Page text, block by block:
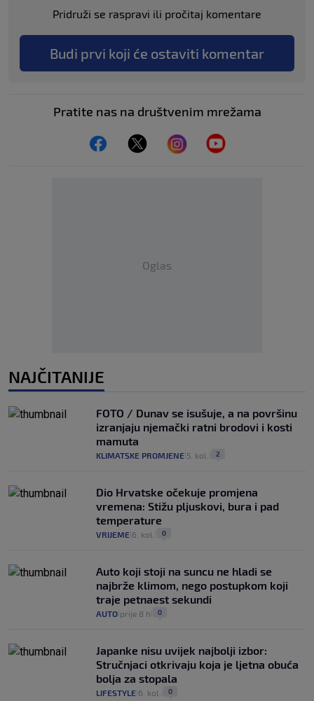
Pridruži se raspravi ili pročitaj komentare
Budi prvi koji će ostaviti komentar
Pratite nas na društvenim mrežama
Oglas
NAJČITANIJE
FOTO / Dunav se isušuje, a na površinu
izranjaju njemački ratni brodovi i kosti
mamuta
KLIMATSKE PROMJENE 5. kol. 2
Dio Hrvatske očekuje promjena
vremena: Stižu pljuskovi, bura i pad
temperature
VRIJEME 6. kol. 0
Auto koji stoji na suncu ne hladi se
najbrže klimom, nego postupkom koji
traje petnaest sekundi
AUTO prije 8 h 0
Japanke nisu uvijek najbolji izbor:
Stručnjaci otkrivaju koja je ljetna obuća
bolja za stopala
LIFESTYLE 6. kol. 0